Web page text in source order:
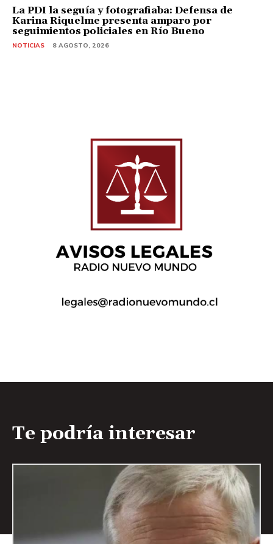
La PDI la seguía y fotografiaba: Defensa de
Karina Riquelme presenta amparo por
seguimientos policiales en Río Bueno
NOTICIAS 8 AGOSTO, 2026
Te podría interesar